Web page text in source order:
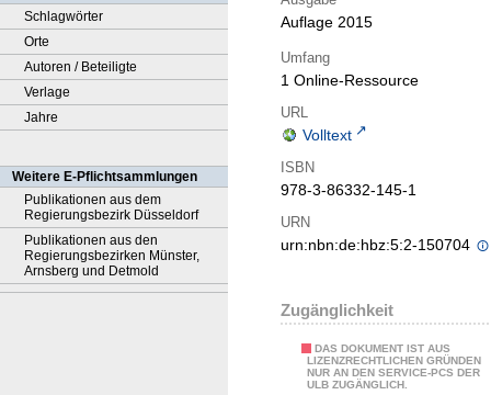
Schlagwörter
Orte
Autoren / Beteiligte
Verlage
Jahre
Weitere E-Pflichtsammlungen
Publikationen aus dem
Regierungsbezirk Düsseldorf
Publikationen aus den
Regierungsbezirken Münster,
Arnsberg und Detmold
Auflage 2015
Umfang
1 Online-Ressource
URL
Volltext
ISBN
978-3-86332-145-1
URN
urn:nbn:de:hbz:5:2-150704
Zugänglichkeit
DAS DOKUMENT IST AUS
LIZENZRECHTLICHEN GRÜNDEN
NUR AN DEN SERVICE-PCS DER
ULB ZUGÄNGLICH.